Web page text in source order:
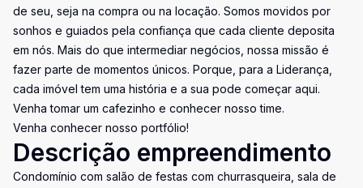
de seu, seja na compra ou na locação. Somos movidos por
sonhos e guiados pela confiança que cada cliente deposita
em nós. Mais do que intermediar negócios, nossa missão é
fazer parte de momentos únicos. Porque, para a Liderança,
cada imóvel tem uma história e a sua pode começar aqui.
Venha tomar um cafezinho e conhecer nosso time.
Venha conhecer nosso portfólio!
Descrição empreendimento
Condomínio com salão de festas com churrasqueira, sala de